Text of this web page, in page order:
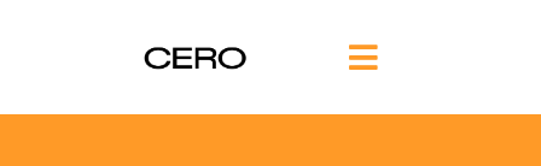
Toggle
Navigation